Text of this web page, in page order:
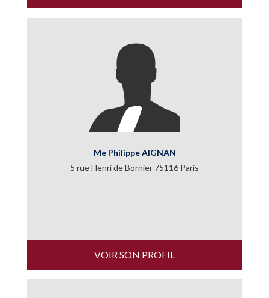
Me Philippe AIGNAN
5 rue Henri de Bornier 75116 Paris
VOIR SON PROFIL